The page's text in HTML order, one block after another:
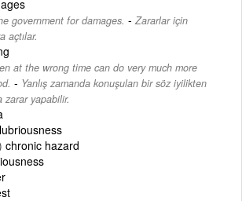
government for damages. - Zararlar için
açtılar.
at the wrong time can do very much more
- Yanlış zamanda konuşulan bir söz iyilikten
zarar yapabilir.
chronic hazard